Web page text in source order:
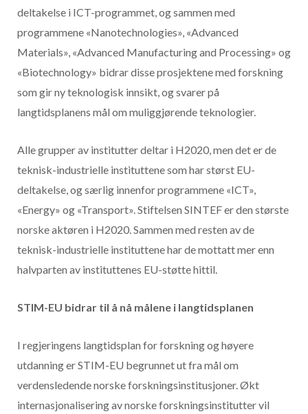
deltakelse i ICT-programmet, og sammen med
programmene «Nanotechnologies», «Advanced
Materials», «Advanced Manufacturing and Processing» og
«Biotechnology» bidrar disse prosjektene med forskning
som gir ny teknologisk innsikt, og svarer på
langtidsplanens mål om muliggjørende teknologier.
Alle grupper av institutter deltar i H2020, men det er de
teknisk-industrielle instituttene som har størst EU-
deltakelse, og særlig innenfor programmene «ICT»,
«Energy» og «Transport». Stiftelsen SINTEF er den største
norske aktøren i H2020. Sammen med resten av de
teknisk-industrielle instituttene har de mottatt mer enn
halvparten av instituttenes EU-støtte hittil.
STIM-EU bidrar til å nå målene i langtidsplanen
I regjeringens langtidsplan for forskning og høyere
utdanning er STIM-EU begrunnet ut fra mål om
verdensledende norske forskningsinstitusjoner. Økt
internasjonalisering av norske forskningsinstitutter vil